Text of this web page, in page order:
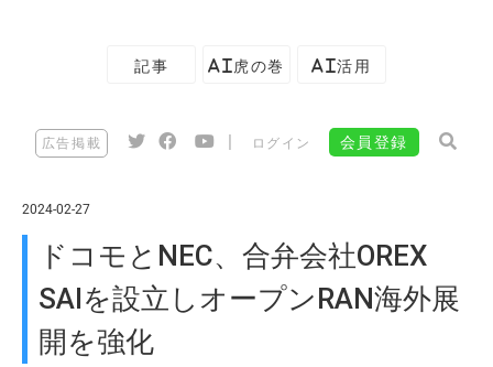
記事 AI虎の巻 AI活用
広告掲載 ログイン 会員登録
2024-02-27
ドコモとNEC、合弁会社OREX
SAIを設立しオープンRAN海外展
開を強化